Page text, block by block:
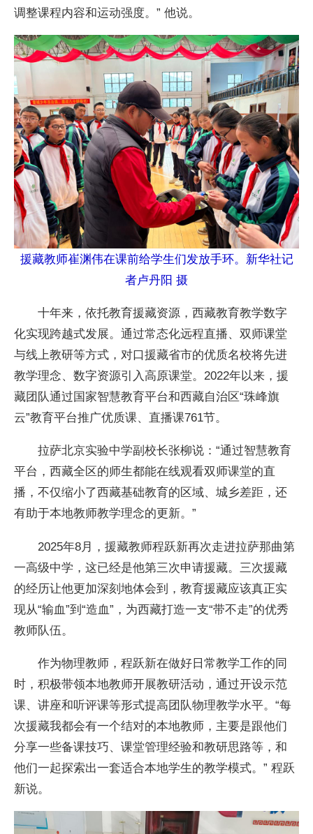
调整课程内容和运动强度。” 他说。
援藏教师崔渊伟在课前给学生们发放手环。新华社记
者卢丹阳 摄
十年来，依托教育援藏资源，西藏教育教学数字
化实现跨越式发展。通过常态化远程直播、双师课堂
与线上教研等方式，对口援藏省市的优质名校将先进
教学理念、数字资源引入高原课堂。2022年以来，援
藏团队通过国家智慧教育平台和西藏自治区“珠峰旗
云”教育平台推广优质课、直播课761节。
拉萨北京实验中学副校长张柳说：“通过智慧教育
平台，西藏全区的师生都能在线观看双师课堂的直
播，不仅缩小了西藏基础教育的区域、城乡差距，还
有助于本地教师教学理念的更新。”
2025年8月，援藏教师程跃新再次走进拉萨那曲第
一高级中学，这已经是他第三次申请援藏。三次援藏
的经历让他更加深刻地体会到，教育援藏应该真正实
现从“输血”到“造血”，为西藏打造一支“带不走”的优秀
教师队伍。
作为物理教师，程跃新在做好日常教学工作的同
时，积极带领本地教师开展教研活动，通过开设示范
课、讲座和听评课等形式提高团队物理教学水平。“每
次援藏我都会有一个结对的本地教师，主要是跟他们
分享一些备课技巧、课堂管理经验和教研思路等，和
他们一起探索出一套适合本地学生的教学模式。” 程跃
新说。